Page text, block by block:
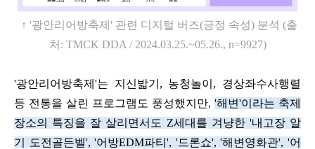
↑ '광안리어방축제 ' 관련 디지털 버즈(긍정 속성) 분석 (출
처 : TMCK DDA / 2024.03.25.~05.26., n=9927)
'광안리어방축제 '는 지신밟기 , 농청놀이 , 경상좌수사행렬
등 전통을 살린 프로그램도 풍성했지만, '해변'이라는 축제
장소의 특징을 잘 살리면서도 Z세대를 겨냥한'내고장 알
기 도전골든벨', '어방EDM파티', '드론쇼', '해변영화관', '어